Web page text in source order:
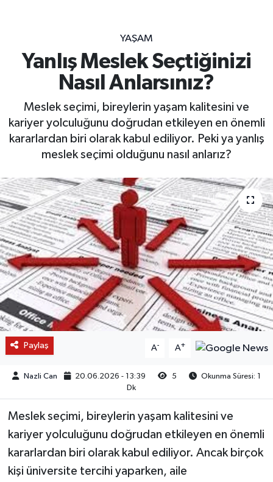
YAŞAM
Yanlış Meslek Seçtiğinizi
Nasıl Anlarsınız?
Meslek seçimi, bireylerin yaşam kalitesini ve
kariyer yolculuğunu doğrudan etkileyen en önemli
kararlardan biri olarak kabul ediliyor. Peki ya yanlış
meslek seçimi olduğunu nasıl anlarız?
Paylaş A- A+
Nazli Can 20.06.2026 - 13:39 5
Okunma Süresi: 1
Dk
Meslek seçimi, bireylerin yaşam kalitesini ve
kariyer yolculuğunu doğrudan etkileyen en önemli
kararlardan biri olarak kabul ediliyor. Ancak birçok
kişi üniversite tercihi yaparken, aile